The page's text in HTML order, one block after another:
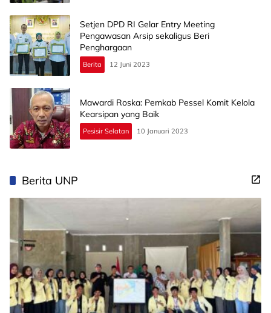
Setjen DPD RI Gelar Entry Meeting
Pengawasan Arsip sekaligus Beri
Penghargaan
Berita 12 Juni 2023
Mawardi Roska: Pemkab Pessel Komit Kelola
Kearsipan yang Baik
Pesisir Selatan 10 Januari 2023
Berita UNP